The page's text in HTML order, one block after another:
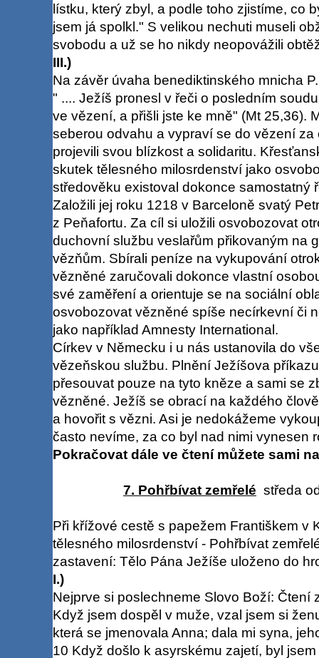
lístku, který zbyl, a podle toho zjistíme, co
jsem já spolkl." S velikou nechuti museli
svobodu a už se ho nikdy neopovážili
III.)
Na závěr úvaha benediktinského mnicha
" .... Ježíš pronesl v řeči o posledním
ve vězení, a přišli jste ke mně" (Mt 25,36).
seberou odvahu a vypraví se do vězení za
projevili svou blízkost a solidaritu.
skutek tělesného milosrdenství jako
středověku existoval dokonce samostatný
Založili jej roku 1218 v Barceloně svatý
z Peňafortu. Za cíl si uložili osvobozovat
duchovní službu veslařům přikovaným na
vězňům. Sbírali peníze na vykupování
vězněné zaručovali dokonce vlastní
své zaměření a orientuje se na sociální
osvobozovat vězněné spíše necírkevní či
jako například Amnesty International.
Církev v Německu i u nás ustanovila do
vězeňskou službu. Plnění Ježíšova
přesouvat pouze na tyto kněze a sami se
vězněné. Ježíš se obrací na každého
a hovořit s vězni. Asi je nedokážeme
často nevíme, za co byl nad nimi vynesen
Pokračovat dále ve čtení můžete sami
7. Pohřbívat zemřelé středa
Při křížové cestě s papežem Františkem v
tělesného milosrdenství - Pohřbívat
zastavení: Tělo Pána Ježíše uloženo do
I.)
Nejprve si poslechneme Slovo Boží: Čtení
Když jsem dospěl v muže, vzal jsem si
která se jmenovala Anna; dala mi syna,
10 Když došlo k asyrskému zajetí, byl